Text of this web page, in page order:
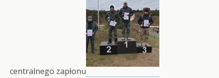
centralnego zapłonu